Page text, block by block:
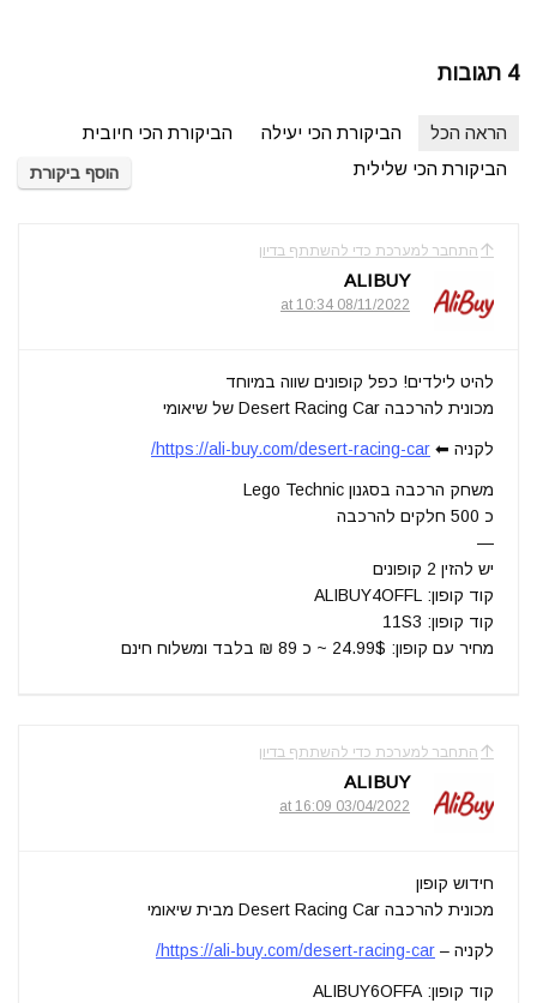
4 תגובות
הראה הכל הביקורת הכי יעילה
הביקורת הכי חיובית
הביקורת הכי שלילית
הוסף ביקורת
התחבר למערכת כדי להשתתף בדיון
ALIBUY
08/11/2022 at 10:34
להיט לילדים! כפל קופונים שווה במיוחד
מכונית להרכבה Desert Racing Car של שיאומי
לקניה ⬅ https://ali-buy.com/desert-racing-car/
משחק הרכבה בסגנון Lego Technic
כ 500 חלקים להרכבה
—
יש להזין 2 קופונים
קוד קופון: ALIBUY4OFFL
קוד קופון: 11S3
מחיר עם קופון: 24.99$ ~ כ 89 ₪ בלבד ומשלוח חינם
התחבר למערכת כדי להשתתף בדיון
ALIBUY
03/04/2022 at 16:09
חידוש קופון
מכונית להרכבה Desert Racing Car מבית שיאומי
לקניה – https://ali-buy.com/desert-racing-car/
קוד קופון: ALIBUY6OFFA